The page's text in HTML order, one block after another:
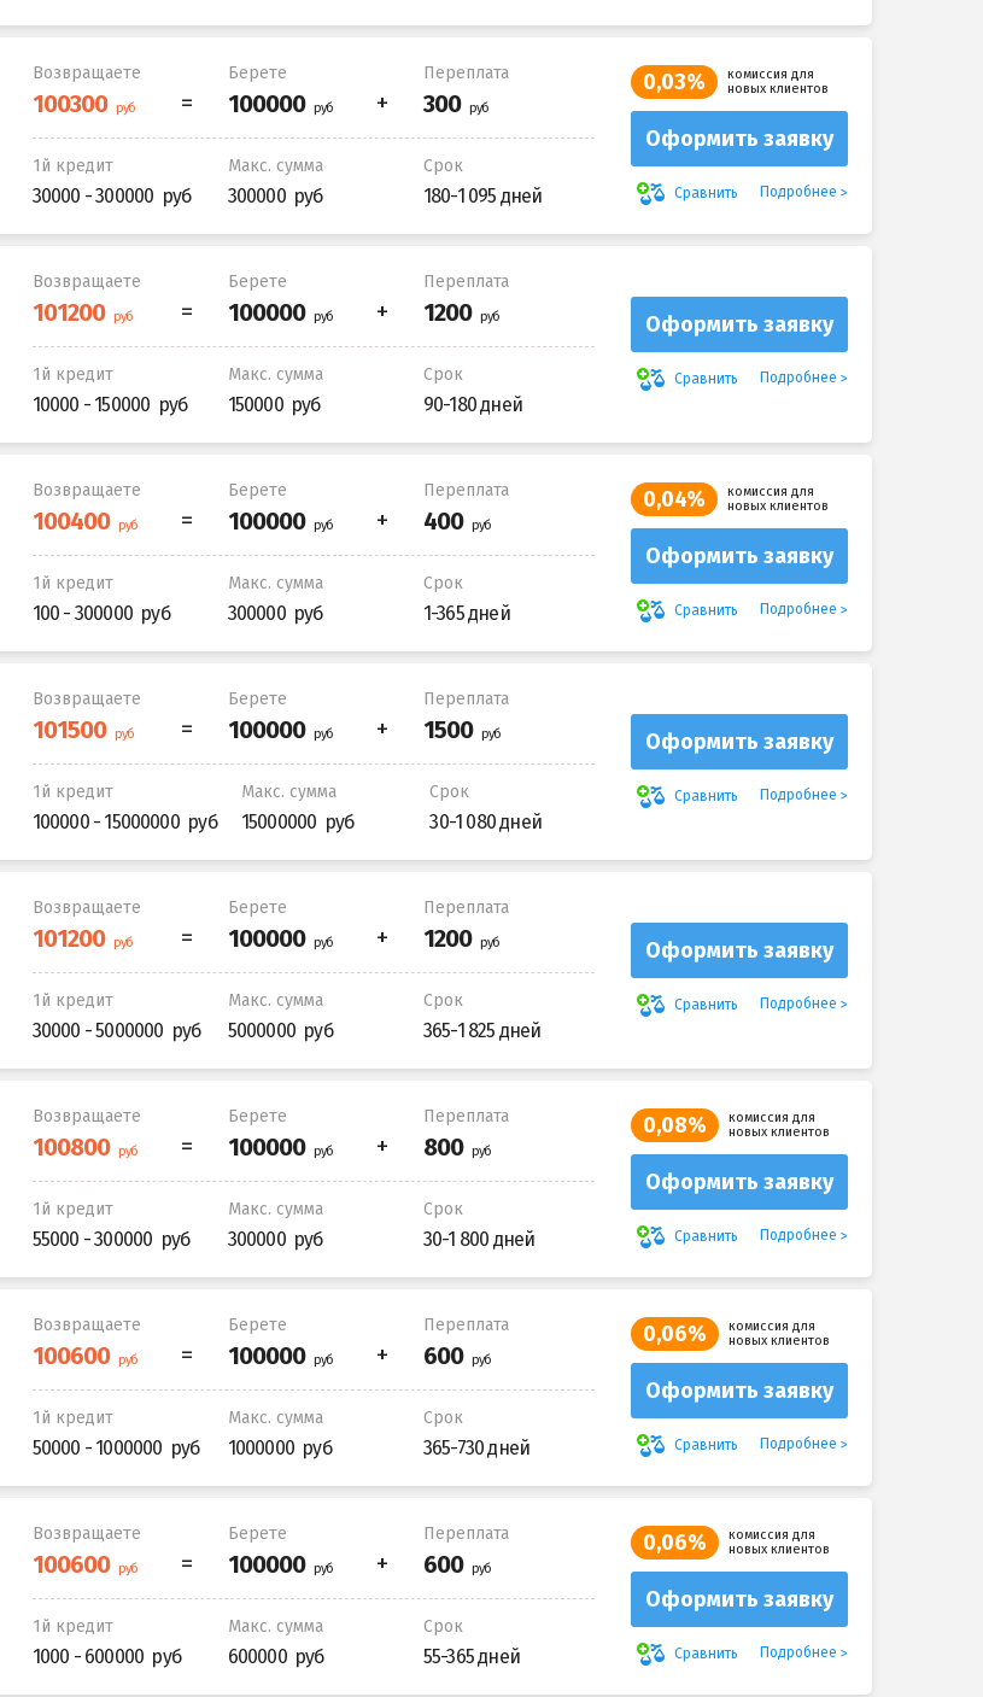
Возвращаете Берете Переплата
1й кредит
30000 - 300000
Макс. сумма
300000
Срок
180-1 095 дней
0,03%
комиссия для
новых клиентов
Оформить заявку
Сравнить Подробнее
Возвращаете Берете Переплата
1й кредит
10000 - 150000
Макс. сумма
150000
Срок
90-180 дней
Оформить заявку
Сравнить Подробнее
Возвращаете Берете Переплата
1й кредит
100 - 300000
Макс. сумма
300000
Срок
1-365 дней
0,04%
комиссия для
новых клиентов
Оформить заявку
Сравнить Подробнее
Возвращаете Берете Переплата
1й кредит
100000 - 15000000
Макс. сумма
15000000
Срок
30-1 080 дней
Оформить заявку
Сравнить Подробнее
Возвращаете Берете Переплата
1й кредит
30000 - 5000000
Макс. сумма
5000000
Срок
365-1 825 дней
Оформить заявку
Сравнить Подробнее
Возвращаете Берете Переплата
1й кредит
55000 - 300000
Макс. сумма
300000
Срок
30-1 800 дней
0,08%
комиссия для
новых клиентов
Оформить заявку
Сравнить Подробнее
Возвращаете Берете Переплата
1й кредит
50000 - 1000000
Макс. сумма
1000000
Срок
365-730 дней
0,06%
комиссия для
новых клиентов
Оформить заявку
Сравнить Подробнее
Возвращаете Берете Переплата
1й кредит
1000 - 600000
Макс. сумма
600000
Срок
55-365 дней
0,06%
комиссия для
новых клиентов
Оформить заявку
Сравнить Подробнее